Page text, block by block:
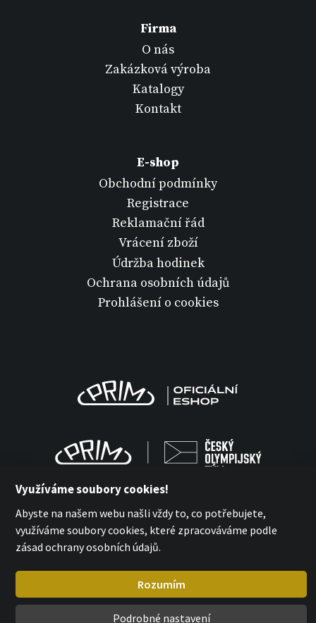
Firma
O nás
Zakázková výroba
Katalogy
Kontakt
E-shop
Obchodní podmínky
Registrace
Reklamační řád
Vrácení zboží
Údržba hodinek
Ochrana osobních údajů
Prohlášení o cookies
MPM Quality 2026
by esmedia
Využíváme soubory cookies!
Abyste na našem webu našli vždy to, co potřebujete,
využíváme soubory cookies, které zpracováváme podle
zásad ochrany osobních údajů.
Rozumím
Podrobné nastavení